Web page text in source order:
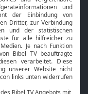
Smart TV
HbbTV
Bibelthek Online-Bibel
Nächster Gottesdienst